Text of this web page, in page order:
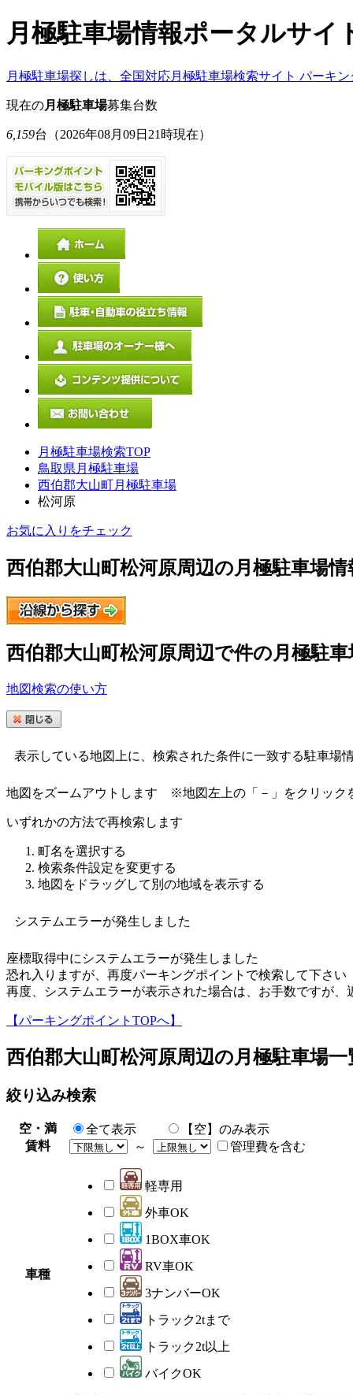
月極駐車場情報ポータルサイ
月極駐車場探しは、全国対応月極駐車場検索サイト パーキン
現在の月極駐車場募集台数
6,159台 （2026年08月09日21時現在）
月極駐車場検索TOP
鳥取県月極駐車場
西伯郡大山町月極駐車場
松河原
お気に入りをチェック
西伯郡大山町松河原周辺の月極駐車場情
西伯郡大山町松河原周辺で件の月極駐
地図検索の使い方
表示している地図上に、検索された条件に一致する駐車場
地図をズームアウトします ※地図左上の「－」をクリック
いずれかの方法で再検索します
町名を選択する
検索条件設定を変更する
地図をドラッグして別の地域を表示する
システムエラーが発生しました
座標取得中にシステムエラーが発生しました
恐れ入りますが、再度パーキングポイントで検索して下さい
再度、システムエラーが表示された場合は、お手数ですが
【パーキングポイントTOPへ】
西伯郡大山町松河原周辺の月極駐車場一
絞り込み検索
空・満 全て表示
【空】のみ表示
賃料
～ 管理費を含む
車種
軽専用
外車OK
1BOX車OK
RV車OK
3ナンバーOK
トラック2tまで
トラック2t以上
バイクOK